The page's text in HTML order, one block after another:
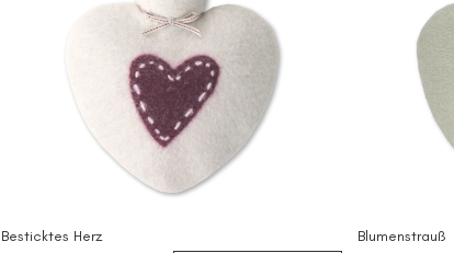
Besticktes Herz Blumenstrauß